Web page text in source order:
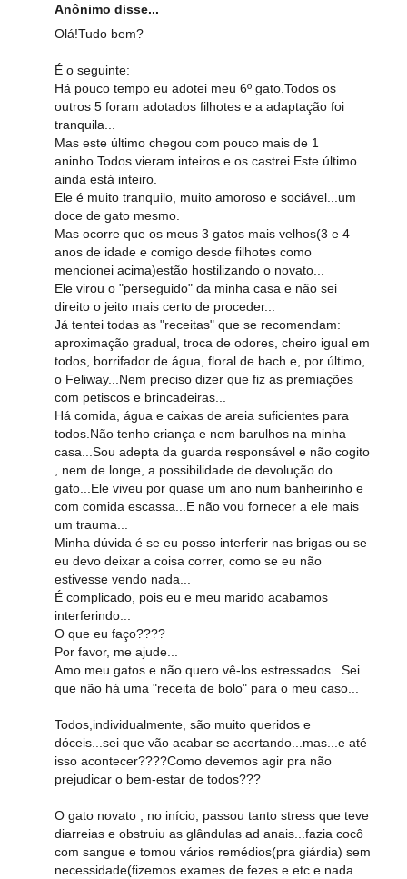
Anônimo disse...
Olá!Tudo bem?
É o seguinte:
Há pouco tempo eu adotei meu 6º gato.Todos os
outros 5 foram adotados filhotes e a adaptação foi
tranquila...
Mas este último chegou com pouco mais de 1
aninho.Todos vieram inteiros e os castrei.Este último
ainda está inteiro.
Ele é muito tranquilo, muito amoroso e sociável...um
doce de gato mesmo.
Mas ocorre que os meus 3 gatos mais velhos(3 e 4
anos de idade e comigo desde filhotes como
mencionei acima)estão hostilizando o novato...
Ele virou o "perseguido" da minha casa e não sei
direito o jeito mais certo de proceder...
Já tentei todas as "receitas" que se recomendam:
aproximação gradual, troca de odores, cheiro igual em
todos, borrifador de água, floral de bach e, por último,
o Feliway...Nem preciso dizer que fiz as premiações
com petiscos e brincadeiras...
Há comida, água e caixas de areia suficientes para
todos.Não tenho criança e nem barulhos na minha
casa...Sou adepta da guarda responsável e não cogito
, nem de longe, a possibilidade de devolução do
gato...Ele viveu por quase um ano num banheirinho e
com comida escassa...E não vou fornecer a ele mais
um trauma...
Minha dúvida é se eu posso interferir nas brigas ou se
eu devo deixar a coisa correr, como se eu não
estivesse vendo nada...
É complicado, pois eu e meu marido acabamos
interferindo...
O que eu faço????
Por favor, me ajude...
Amo meu gatos e não quero vê-los estressados...Sei
que não há uma "receita de bolo" para o meu caso...
Todos,individualmente, são muito queridos e
dóceis...sei que vão acabar se acertando...mas...e até
isso acontecer????Como devemos agir pra não
prejudicar o bem-estar de todos???
O gato novato , no início, passou tanto stress que teve
diarreias e obstruiu as glândulas ad anais...fazia cocô
com sangue e tomou vários remédios(pra giárdia) sem
necessidade(fizemos exames de fezes e etc e nada